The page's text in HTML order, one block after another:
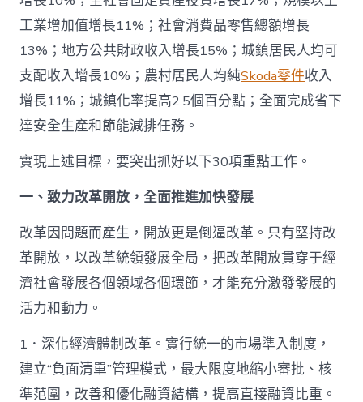
工業增加值增長11%；社會消費品零售總額增長
13%；地方公共財政收入增長15%；城鎮居民人均可
支配收入增長10%；農村居民人均純Skoda零件收入
增長11%；城鎮化率提高2.5個百分點；全面完成省下
達安全生產和節能減排任務。
實現上述目標，要突出抓好以下30項重點工作。
一、致力改革開放，全面推進加快發展
改革因問題而產生，開放更是倒逼改革。只有堅持改
革開放，以改革統領發展全局，把改革開放貫穿于經
濟社會發展各個領域各個環節，才能充分激發發展的
活力和動力。
1．深化經濟體制改革。實行統一的市場準入制度，
建立“負面清單”管理模式，最大限度地縮小審批、核
準范圍，改善和優化融資結構，提高直接融資比重。